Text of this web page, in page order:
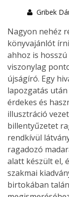
Gribek
Nagyon nehéz
könyvajánlót
ahhoz is
viszonylag
újságíró. Egy
lapozgatás
érdekes és
illusztráció
billentyűzetet
rendkívül
ragadozó
alatt készült el,
szakmai
birtokában